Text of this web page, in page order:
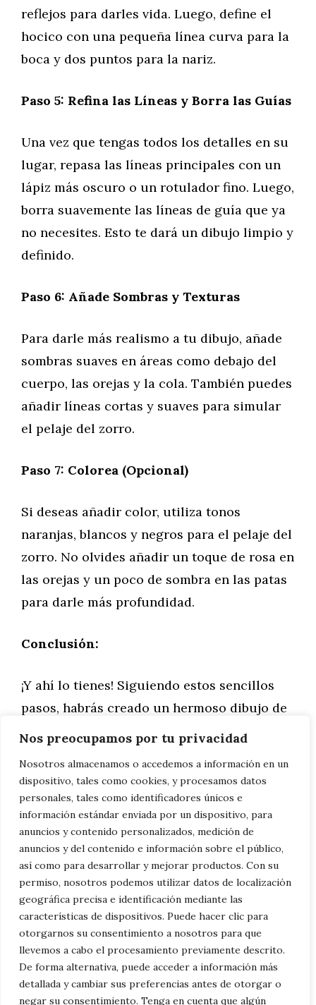
Nos preocupamos por tu privacidad
Nosotros almacenamos o accedemos a información en un
dispositivo, tales como cookies, y procesamos datos
personales, tales como identificadores únicos e
información estándar enviada por un dispositivo, para
anuncios y contenido personalizados, medición de
anuncios y del contenido e información sobre el público,
así como para desarrollar y mejorar productos. Con su
permiso, nosotros podemos utilizar datos de localización
geográfica precisa e identificación mediante las
características de dispositivos. Puede hacer clic para
otorgarnos su consentimiento a nosotros para que
llevemos a cabo el procesamiento previamente descrito.
De forma alternativa, puede acceder a información más
detallada y cambiar sus preferencias antes de otorgar o
negar su consentimiento. Tenga en cuenta que algún
reflejos para darles vida. Luego, define el
hocico con una pequeña línea curva para la
boca y dos puntos para la nariz.
Paso 5: Refina las Líneas y Borra las Guías
Una vez que tengas todos los detalles en su
lugar, repasa las líneas principales con un
lápiz más oscuro o un rotulador fino. Luego,
borra suavemente las líneas de guía que ya
no necesites. Esto te dará un dibujo limpio y
definido.
Paso 6: Añade Sombras y Texturas
Para darle más realismo a tu dibujo, añade
sombras suaves en áreas como debajo del
cuerpo, las orejas y la cola. También puedes
añadir líneas cortas y suaves para simular
el pelaje del zorro.
Paso 7: Colorea (Opcional)
Si deseas añadir color, utiliza tonos
naranjas, blancos y negros para el pelaje del
zorro. No olvides añadir un toque de rosa en
las orejas y un poco de sombra en las patas
para darle más profundidad.
Conclusión:
¡Y ahí lo tienes! Siguiendo estos sencillos
pasos, habrás creado un hermoso dibujo de
un zorro. Recuerda que la práctica hace al
perfecto la primera vez. Sigue practicando y
pronto estarás dibujando zorros como un
profesional.
¿Listo para empezar? Toma tus materiales y
comienza a dibujar. ¡No olvides compartir tu
obra maestra con nosotros! ¿Buscas un
dibujo de zorro?
Categorías
Familia , General
Explora Diferentes Estilos para Dibujar